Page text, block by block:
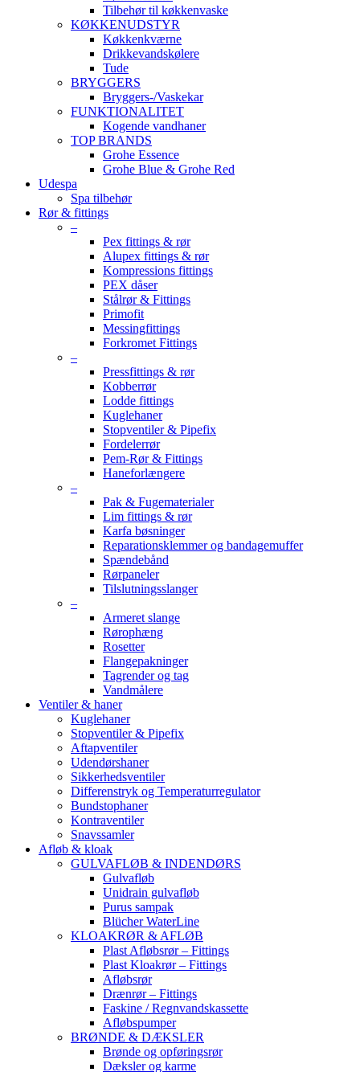
Tilbehør til køkkenvaske
KØKKENUDSTYR
Køkkenkværne
Drikkevandskølere
Tude
BRYGGERS
Bryggers-/Vaskekar
FUNKTIONALITET
Kogende vandhaner
TOP BRANDS
Grohe Essence
Grohe Blue & Grohe Red
Udespa
Spa tilbehør
Rør & fittings
–
Pex fittings & rør
Alupex fittings & rør
Kompressions fittings
PEX dåser
Stålrør & Fittings
Primofit
Messingfittings
Forkromet Fittings
–
Pressfittings & rør
Kobberrør
Lodde fittings
Kuglehaner
Stopventiler & Pipefix
Fordelerrør
Pem-Rør & Fittings
Haneforlængere
–
Pak & Fugematerialer
Lim fittings & rør
Karfa bøsninger
Reparationsklemmer og bandagemuffer
Spændebånd
Rørpaneler
Tilslutningsslanger
–
Armeret slange
Rørophæng
Rosetter
Flangepakninger
Tagrender og tag
Vandmålere
Ventiler & haner
Kuglehaner
Stopventiler & Pipefix
Aftapventiler
Udendørshaner
Sikkerhedsventiler
Differenstryk og Temperaturregulator
Bundstophaner
Kontraventiler
Snavssamler
Afløb & kloak
GULVAFLØB & INDENDØRS
Gulvafløb
Unidrain gulvafløb
Purus sampak
Blücher WaterLine
KLOAKRØR & AFLØB
Plast Afløbsrør – Fittings
Plast Kloakrør – Fittings
Afløbsrør
Drænrør – Fittings
Faskine / Regnvandskassette
Afløbspumper
BRØNDE & DÆKSLER
Brønde og opføringsrør
Dæksler og karme